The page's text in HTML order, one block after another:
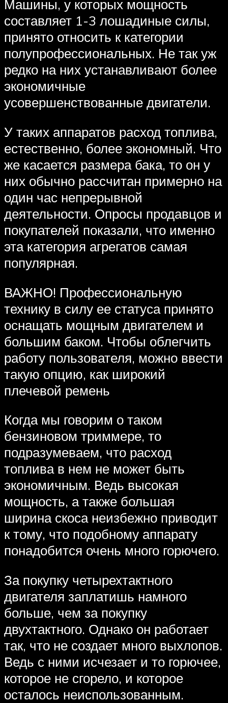
Машины, у которых мощность
составляет 1-3 лошадиные силы,
принято относить к категории
полупрофессиональных. Не так уж
редко на них устанавливают более
экономичные
усовершенствованные двигатели.
У таких аппаратов расход топлива,
естественно, более экономный. Что
же касается размера бака, то он у
них обычно рассчитан примерно на
один час непрерывной
деятельности. Опросы продавцов и
покупателей показали, что именно
эта категория агрегатов самая
популярная.
ВАЖНО! Профессиональную
технику в силу ее статуса принято
оснащать мощным двигателем и
большим баком. Чтобы облегчить
работу пользователя, можно ввести
такую опцию, как широкий
плечевой ремень
Когда мы говорим о таком
бензиновом триммере, то
подразумеваем, что расход
топлива в нем не может быть
экономичным. Ведь высокая
мощность, а также большая
ширина скоса неизбежно приводит
к тому, что подобному аппарату
понадобится очень много горючего.
За покупку четырехтактного
двигателя заплатишь намного
больше, чем за покупку
двухтактного. Однако он работает
так, что не создает много выхлопов.
Ведь с ними исчезает и то горючее,
которое не сгорело, и которое
осталось неиспользованным.